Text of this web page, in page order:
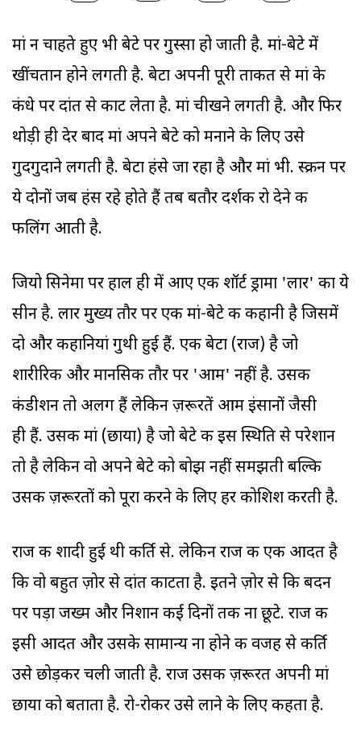
मां न चाहते हुए भी बेटे पर गुस्सा हो जाती है. मां-बेटे में
खींचतान होने लगती है. बेटा अपनी पूरी ताकत से मां के
कंधे पर दांत से काट लेता है. मां चीखने लगती है. और फिर
थोड़ी ही देर बाद मां अपने बेटे को मनाने के लिए उसे
गुदगुदाने लगती है. बेटा हंसे जा रहा है और मां भी. स्क्रीन पर
ये दोनों जब हंस रहे होते हैं तब बतौर दर्शक रो देने की
फीलिंग आती है.
जियो सिनेमा पर हाल ही में आए एक शॉर्ट ड्रामा 'लार' का ये
सीन है. लार मुख्य तौर पर एक मां-बेटे की कहानी है जिसमें
दो और कहानियां गुथी हुई हैं. एक बेटा (राज) है जो
शारीरिक और मानसिक तौर पर 'आम' नहीं है. उसकी
कंडीशन तो अलग हैं लेकिन ज़रूरतें आम इंसानों जैसी
ही हैं. उसकी मां (छाया) है जो बेटे की इस स्थिति से परेशान
तो है लेकिन वो अपने बेटे को बोझ नहीं समझती बल्कि
उसकी ज़रूरतों को पूरा करने के लिए हर कोशिश करती है.
राज की शादी हुई थी कीर्ति से. लेकिन राज की एक आदत है
कि वो बहुत ज़ोर से दांत काटता है. इतने ज़ोर से कि बदन
पर पड़ा जख्म और निशान कई दिनों तक ना छूटे. राज की
इसी आदत और उसके सामान्य ना होने की वजह से कीर्ति
उसे छोड़कर चली जाती है. राज उसकी ज़रूरत अपनी मां
छाया को बताता है. रो-रोकर उसे लाने के लिए कहता है.